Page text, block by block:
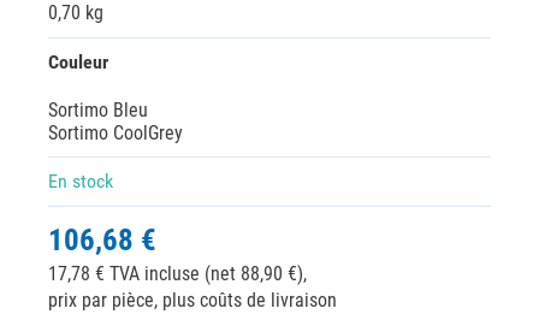
0,70 kg
Couleur
Sortimo Bleu
Sortimo CoolGrey
En stock
106,68 €
17,78 € TVA incluse (net 88,90 €),
prix par pièce, plus coûts de livraison